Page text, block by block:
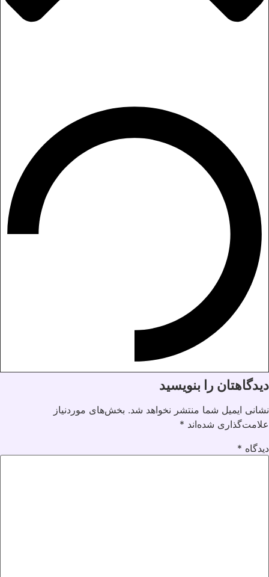
دیدگاهتان را بنویسید
نشانی ایمیل شما منتشر نخواهد شد. بخش‌های موردنیاز
علامت‌گذاری شده‌اند *
دیدگاه *